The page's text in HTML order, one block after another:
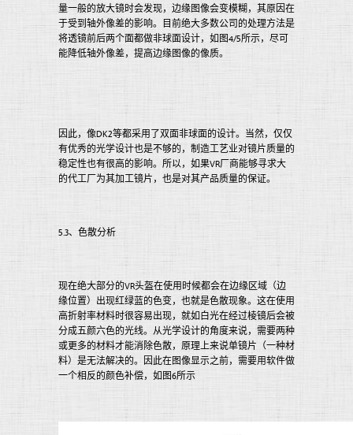
量一般的放大镜时会发现，边缘图像会变模糊，其原因在
于受到轴外像差的影响。目前绝大多数公司的处理方法是
将透镜前后两个面都做非球面设计，如图4/5所示，尽可
能降低轴外像差，提高边缘图像的像质。
因此，像DK2等都采用了双面非球面的设计。当然，仅仅
有优秀的光学设计也是不够的，制造工艺业对镜片质量的
稳定性也有很高的影响。所以，如果VR厂商能够寻求大
的代工厂为其加工镜片，也是对其产品质量的保证。
5.3、色散分析
现在绝大部分的VR头盔在使用时候都会在边缘区域（边
缘位置）出现红绿蓝的色变，也就是色散现象。这在使用
高折射率材料时很容易出现，就如白光在经过棱镜后会被
分成五颜六色的光线。从光学设计的角度来说，需要两种
或更多的材料才能消除色散，原理上来说单镜片（一种材
料）是无法解决的。因此在图像显示之前，需要用软件做
一个相反的颜色补偿，如图6所示